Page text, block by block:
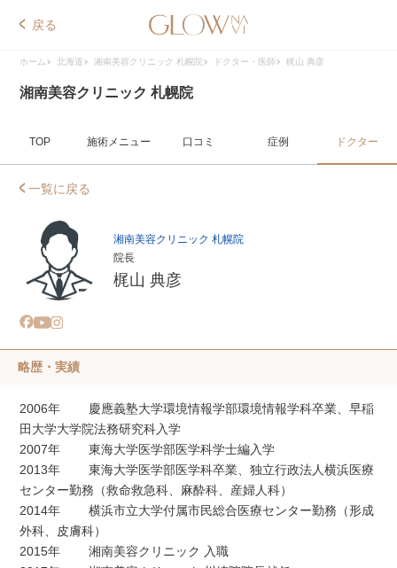
戻る
ホーム 北海道 湘南美容クリニック 札幌院 ドクター・医師 梶山 典彦
湘南美容クリニック 札幌院
TOP 施術メニュー 口コミ 症例 ドクター
一覧に戻る
湘南美容クリニック 札幌院
院長
梶山 典彦
略歴・実績
2006年 慶應義塾大学環境情報学部環境情報学科卒業、早稲
田大学大学院法務研究科入学
2007年 東海大学医学部医学科学士編入学
2013年 東海大学医学部医学科卒業、独立行政法人横浜医療
センター勤務（救命救急科、麻酔科、産婦人科）
2014年 横浜市立大学付属市民総合医療センター勤務（形成
外科、皮膚科）
2015年 湘南美容クリニック 入職